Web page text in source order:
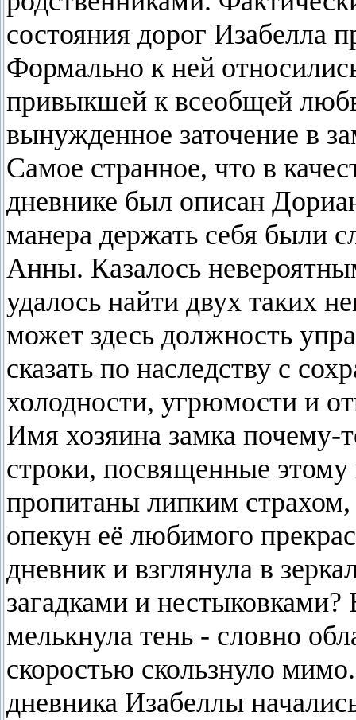
состояния дорог Изабелла
Формально к ней
привыкшей к всеобщей
вынужденное заточение в
Самое странное, что в
дневнике был описан
манера держать себя были
Анны. Казалось
удалось найти двух таких
может здесь должность
сказать по наследству с
холодности, угрюмости и
Имя хозяина замка почему-
строки, посвященные
пропитаны липким страхом,
опекун её любимого
дневник и взглянула в
загадками и нестыковками?
мелькнула тень - словно
скоростью скользнуло
дневника Изабеллы